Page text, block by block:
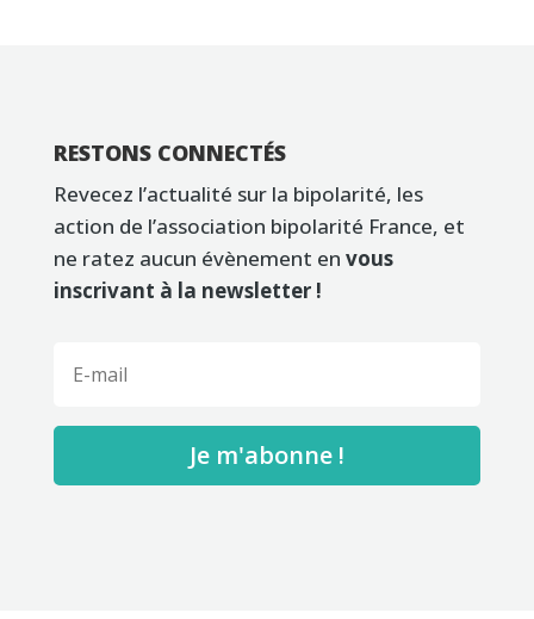
RESTONS CONNECTÉS
Revecez l’actualité sur la bipolarité, les
action de l’association bipolarité France, et
ne ratez aucun évènement en vous
inscrivant à la newsletter !
Je m'abonne !